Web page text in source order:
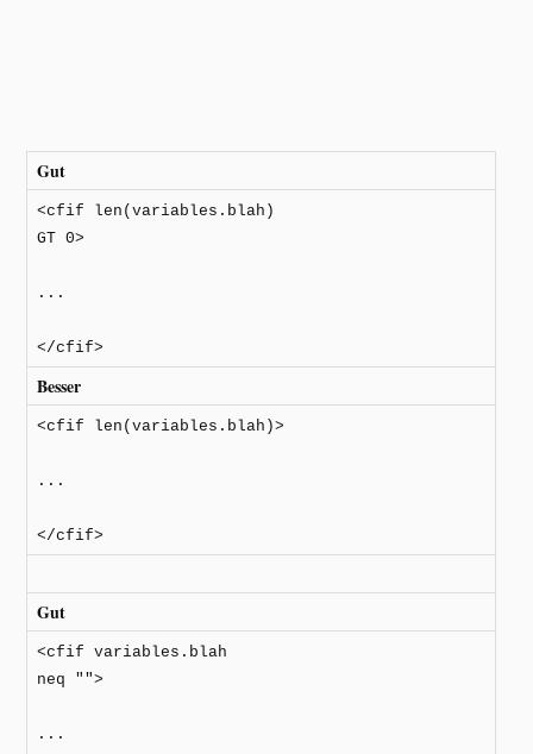
Gut
<cfif len(variables.blah)
GT 0>
...
</cfif>
Besser
<cfif len(variables.blah)>
...
</cfif>
Gut
<cfif variables.blah
neq "">
...